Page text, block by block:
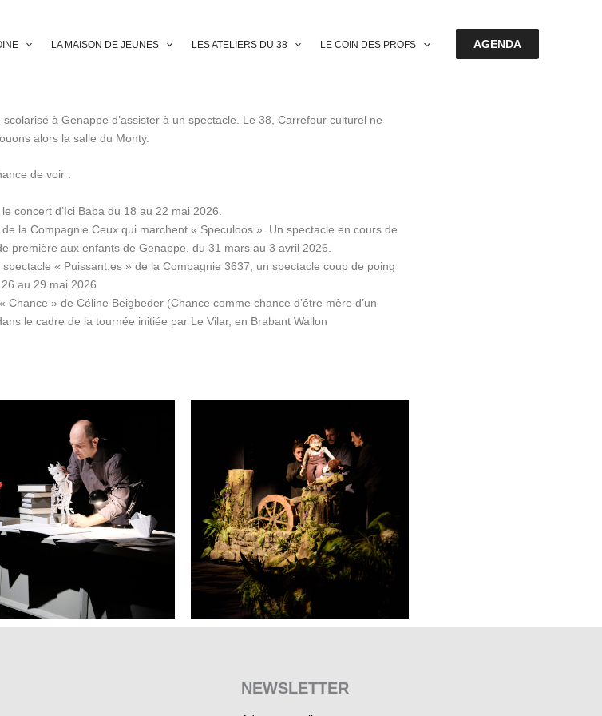
LA MAISON DE JEUNES LES ATELIERS DU 38 LE COIN DES PROFS AGENDA
à Genappe d’assister à un spectacle. Le 38, Carrefour culturel ne
alors la salle du Monty.
de voir :
concert d’Ici Baba du 18 au 22 mai 2026.
la Compagnie Ceux qui marchent « Speculoos ». Un spectacle en cours de
première aux enfants de Genappe, du 31 mars au 3 avril 2026.
« Puissant.es » de la Compagnie 3637, un spectacle coup de poing
au 29 mai 2026
» de Céline Beigbeder (Chance comme chance d’être mère d’un
le cadre de la tournée initiée par Le Vilar, en Brabant Wallon
NEWSLETTER